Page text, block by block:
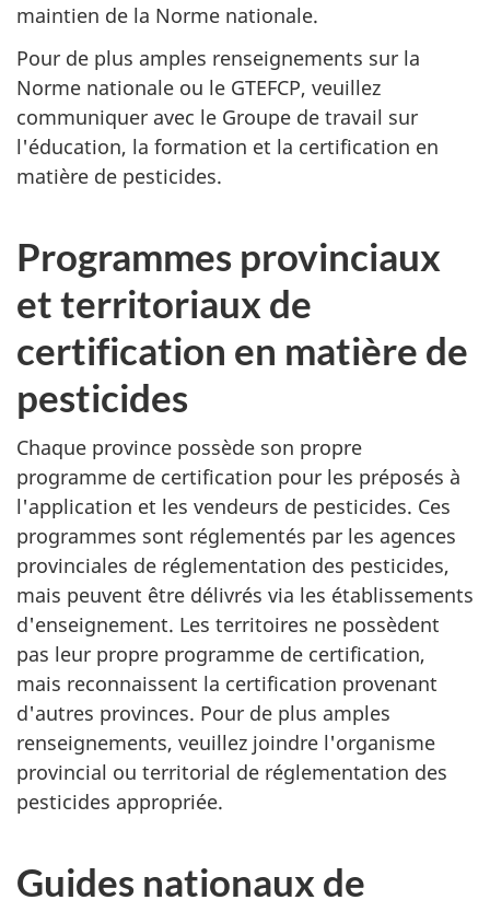
maintien de la Norme nationale.
Pour de plus amples renseignements sur la
Norme nationale ou le GTEFCP, veuillez
communiquer avec le Groupe de travail sur
l'éducation, la formation et la certification en
matière de pesticides.
Programmes provinciaux
et territoriaux de
certification en matière de
pesticides
Chaque province possède son propre
programme de certification pour les préposés à
l'application et les vendeurs de pesticides. Ces
programmes sont réglementés par les agences
provinciales de réglementation des pesticides,
mais peuvent être délivrés via les établissements
d'enseignement. Les territoires ne possèdent
pas leur propre programme de certification,
mais reconnaissent la certification provenant
d'autres provinces. Pour de plus amples
renseignements, veuillez joindre l'organisme
provincial ou territorial de réglementation des
pesticides appropriée.
Guides nationaux de